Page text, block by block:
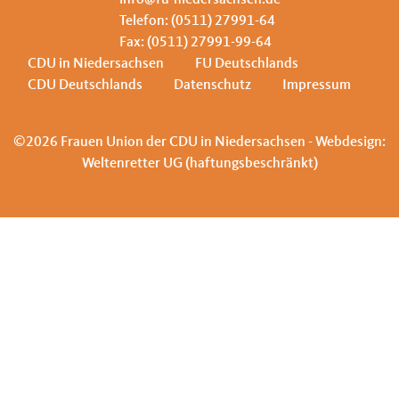
Telefon: (0511) 27991-64
Fax: (0511) 27991-99-64
CDU in Niedersachsen
FU Deutschlands
CDU Deutschlands
Datenschutz Impressum
©2026 Frauen Union der CDU in Niedersachsen - Webdesign:
Weltenretter UG (haftungsbeschränkt)